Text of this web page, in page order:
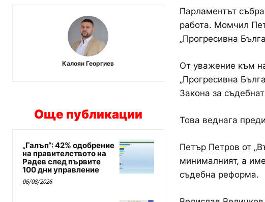
Калоян Георгиев
Още публикации
„Галъп“: 42% одобрение
на правителството на
Радев след първите
100 дни управление
06/08/2026
Парламентът
работа. Момчил
„Прогресивна
От уважение към
„Прогресивна
Закона за
Това веднага
Петър Петров от
минималният, а
съдебна реформа.